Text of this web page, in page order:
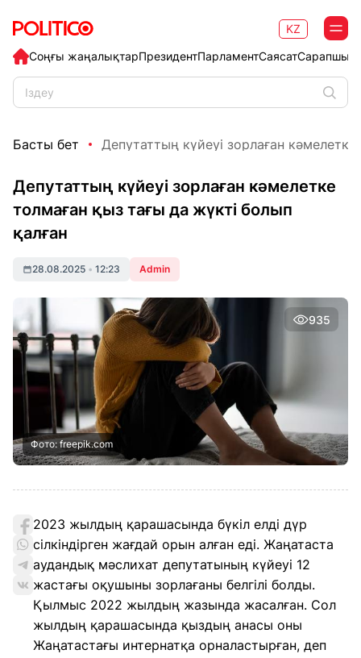
Соңғы жаңалықтарПрезидентПарламентСаясат
KZ
Басты бет Депутаттың күйеуі зорлаған кәмелетке
Депутаттың күйеуі зорлаған кәмелетке
толмаған қыз тағы да жүкті болып
қалған
28.08.2025 • 12:23 Admin
935
Фото: freepik.com
2023 жылдың қарашасында бүкіл елді дүр
сілкіндірген жағдай орын алған еді. Жаңатаста
аудандық мәслихат депутатының күйеуі 12
жастағы оқушыны зорлағаны белгілі болды.
Қылмыс 2022 жылдың жазында жасалған. Сол
жылдың қарашасында қыздың анасы оны
Жаңатастағы интернатқа орналастырған, деп